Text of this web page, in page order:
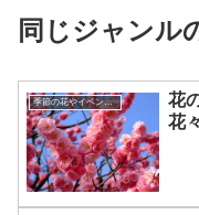
同じジャンル
季節の花やイベントを楽しむコツ
花
花